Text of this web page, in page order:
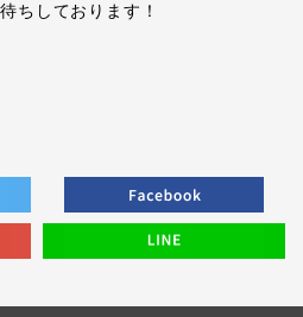
ちしております！